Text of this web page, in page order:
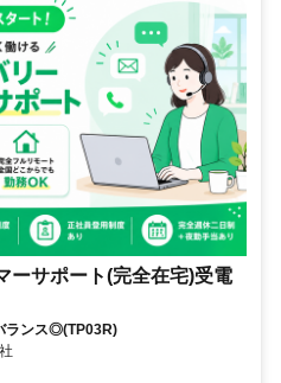
ーサポート(完全在宅)受電
ランス◎(TP03R)